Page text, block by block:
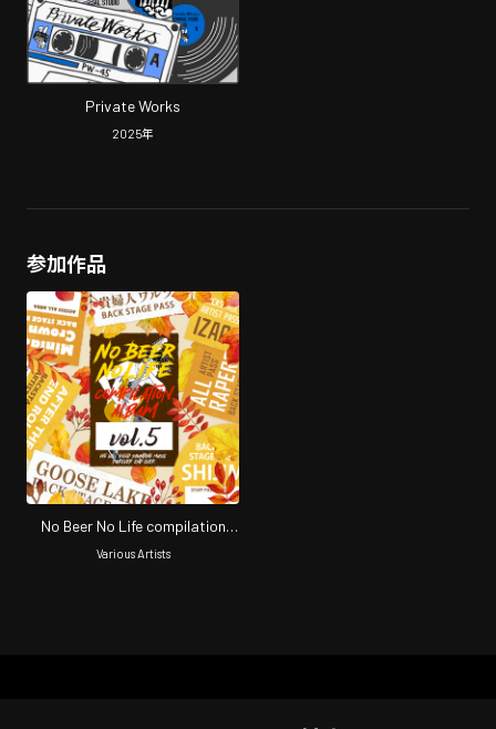
Private Works
2025年
参加作品
No Beer No Life compilation
vol.5
Various Artists